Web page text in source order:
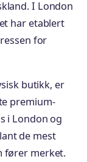
I London
har etablert
for
butikk, er
premium-
i London og
de mest
fører merket.